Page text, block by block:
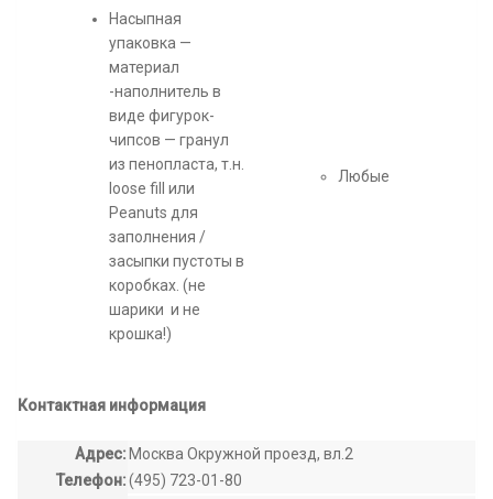
Насыпная
упаковка —
материал
-наполнитель в
виде фигурок-
чипсов — гранул
из пенопласта, т.н.
loose fill или
Peanuts для
заполнения /
засыпки пустоты в
коробках. (не
шарики и не
крошка!)
Любые
Контактная информация
Адрес: Москва Окружной проезд, вл.2
Телефон:(495) 723-01-80